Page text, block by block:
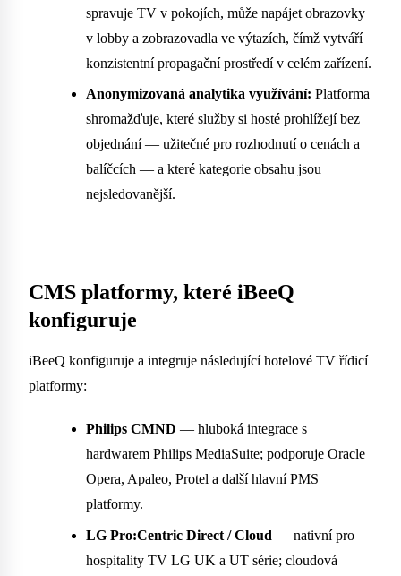
spravuje TV v pokojích, může napájet obrazovky
v lobby a zobrazovadla ve výtazích, čímž vytváří
konzistentní propagační prostředí v celém zařízení.
Anonymizovaná analytika využívání: Platforma
shromažďuje, které služby si hosté prohlížejí bez
objednání — užitečné pro rozhodnutí o cenách a
balíčcích — a které kategorie obsahu jsou
nejsledovanější.
CMS platformy, které iBeeQ
konfiguruje
iBeeQ konfiguruje a integruje následující hotelové TV řídicí
platformy:
Philips CMND — hluboká integrace s
hardwarem Philips MediaSuite; podporuje Oracle
Opera, Apaleo, Protel a další hlavní PMS
platformy.
LG Pro:Centric Direct / Cloud — nativní pro
hospitality TV LG UK a UT série; cloudová